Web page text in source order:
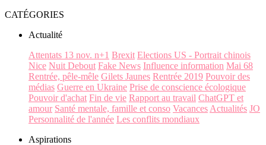
CATÉGORIES
Actualité
Attentats 13 nov. n+1 Brexit Elections US - Portrait chinois
Nice Nuit Debout Fake News Influence information Mai 68
Rentrée, pêle-mêle Gilets Jaunes Rentrée 2019 Pouvoir des
médias Guerre en Ukraine Prise de conscience écologique
Pouvoir d'achat Fin de vie Rapport au travail ChatGPT et
amour Santé mentale, famille et conso Vacances Actualités JO
Personnalité de l'année Les conflits mondiaux
Aspirations